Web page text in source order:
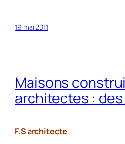
19 mai 2011
Maisons
architectes :
F.S architecte